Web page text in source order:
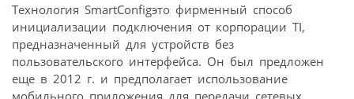
Технология SmartConfigэто фирменный способ
инициализации подключения от корпорации TI,
предназначенный для устройств без
пользовательского интерфейса. Он был предложен
еще в 2012 г. и предполагает использование
мобильного приложения для передачи сетевых